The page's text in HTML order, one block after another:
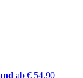
ab € 54,90